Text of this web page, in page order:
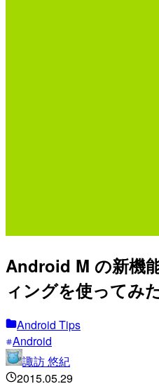
Android M の新機
ィングを使ってみ
Android Tips
Android
諏訪 悠紀
2015.05.29